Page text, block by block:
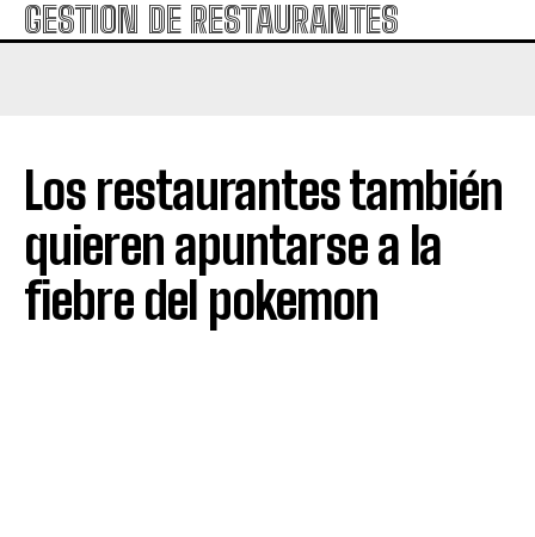
GESTION DE RESTAURANTES
Los restaurantes también
quieren apuntarse a la
fiebre del pokemon